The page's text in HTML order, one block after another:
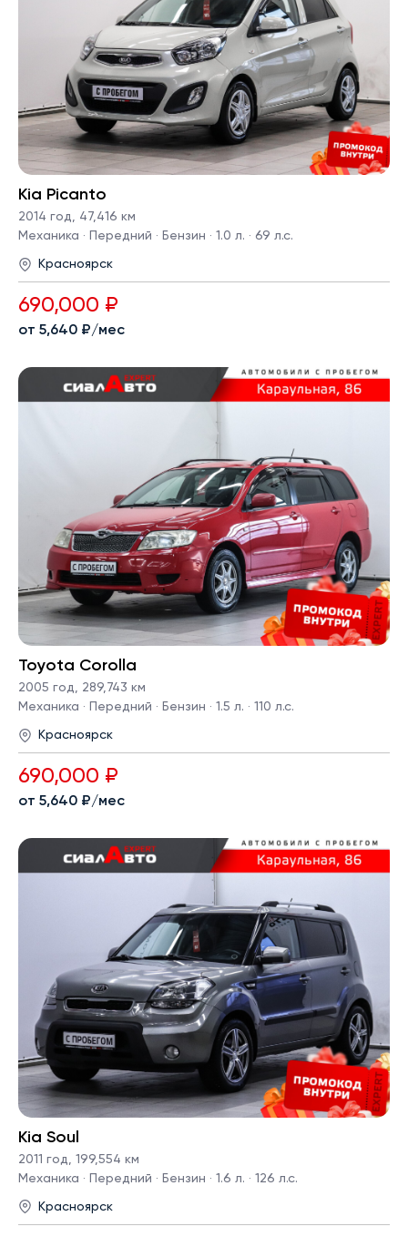
Kia Picanto
2014 год, 47,416 км
Механика · Передний · Бензин · 1.0 л. · 69 л.с.
Красноярск
690,000 ₽
от 5,640 ₽/мес
Toyota Corolla
2005 год, 289,743 км
Механика · Передний · Бензин · 1.5 л. · 110 л.с.
Красноярск
690,000 ₽
от 5,640 ₽/мес
Kia Soul
2011 год
199,554 км
Механика · Передний · Бензин · 1.6 л. · 126 л.с.
Красноярск